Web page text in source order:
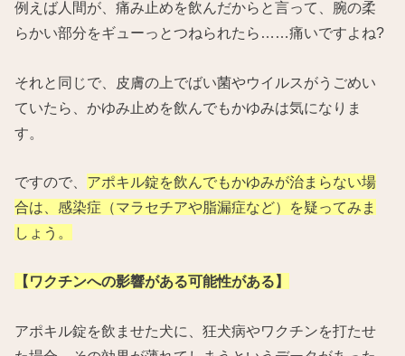
例えば人間が、痛み止めを飲んだからと言って、腕の柔
らかい部分をギューっとつねられたら……痛いですよね?
それと同じで、皮膚の上でばい菌やウイルスがうごめい
ていたら、かゆみ止めを飲んでもかゆみは気になりま
す。
ですので、 アポキル錠を飲んでもかゆみが治まらない場
合は、感染症（マラセチアや脂漏症など）を疑ってみま
しょう。
【ワクチンへの影響がある可能性がある】
アポキル錠を飲ませた犬に、狂犬病やワクチンを打たせ